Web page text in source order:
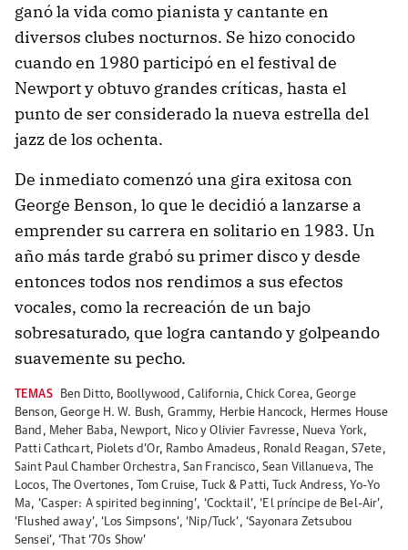
ganó la vida como pianista y cantante en
diversos clubes nocturnos. Se hizo conocido
cuando en 1980 participó en el festival de
Newport y obtuvo grandes críticas, hasta el
punto de ser considerado la nueva estrella del
jazz de los ochenta.
De inmediato comenzó una gira exitosa con
George Benson, lo que le decidió a lanzarse a
emprender su carrera en solitario en 1983. Un
año más tarde grabó su primer disco y desde
entonces todos nos rendimos a sus efectos
vocales, como la recreación de un bajo
sobresaturado, que logra cantando y golpeando
suavemente su pecho.
TEMAS Ben Ditto, Boollywood , California,Chick Corea,George
Benson,George H. W. Bush, Grammy, Herbie Hancock, Hermes House
Band , Meher Baba, Newport, Nico y Olivier Favresse, Nueva York,
Patti Cathcart, Piolets d’Or, Rambo Amadeus, Ronald Reagan, S7ete,
Saint Paul Chamber Orchestra, San Francisco, Sean Villanueva,
The
Locos, The Overtones, Tom Cruise, Tuck & Patti, Tuck Andress, Yo-Yo
Ma, ‘Casper: A spirited beginning’, ‘Cocktail’,‘El príncipe de Bel-Air’,
‘Flushed away’,‘Los Simpsons’,‘Nip/Tuck’, ‘Sayonara Zetsubou
Sensei’,‘That ‘70s Show’